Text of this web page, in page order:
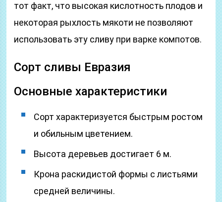
тот факт, что высокая кислотность плодов и
некоторая рыхлость мякоти не позволяют
использовать эту сливу при варке компотов.
Сорт сливы Евразия
Основные характеристики
Сорт характеризуется быстрым ростом
и обильным цветением.
Высота деревьев достигает 6 м.
Крона раскидистой формы с листьями
средней величины.